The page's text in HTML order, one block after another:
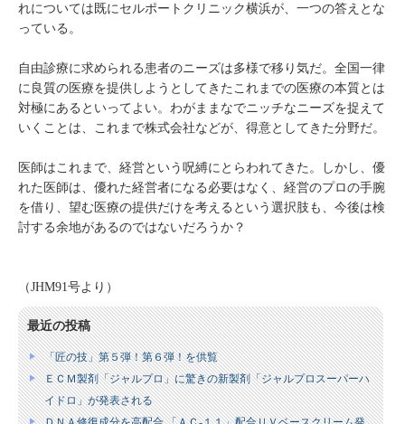
れについては既にセルポートクリニック横浜が、一つの答えとな
っている。
自由診療に求められる患者のニーズは多様で移り気だ。全国一律
に良質の医療を提供しようとしてきたこれまでの医療の本質とは
対極にあるといってよい。わがままなでニッチなニーズを捉えて
いくことは、これまで株式会社などが、得意としてきた分野だ。
医師はこれまで、経営という呪縛にとらわれてきた。しかし、優
れた医師は、優れた経営者になる必要はなく、経営のプロの手腕
を借り、望む医療の提供だけを考えるという選択肢も、今後は検
討する余地があるのではないだろうか？
（JHM91号より）
最近の投稿
「匠の技」第５弾！第６弾！を供覧
ＥＣＭ製剤「ジャルプロ」に驚きの新製剤「ジャルプロスーパーハ
イドロ」が発表される